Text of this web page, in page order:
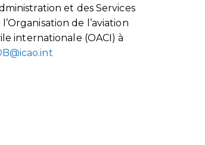
et des Services
l’Organisation de l’aviation
internationale (OACI) à